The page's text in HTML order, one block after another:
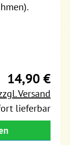
14,90 €
Versand
lieferbar